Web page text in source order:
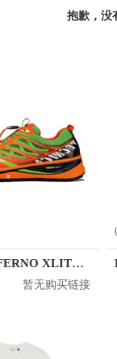
抱歉，没
Tecnica INFERNO XLITE 2.0 MS
暂无购买链接